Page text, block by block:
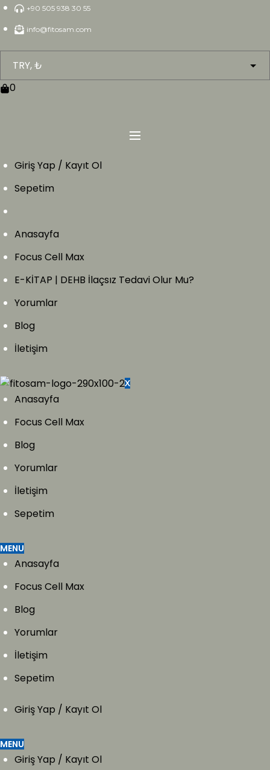
Skip
content
+90 505 938 30 55
info@fitosam.com
0
Giriş Yap / Kayıt Ol
Sepetim
Anasayfa
Focus Cell Max
E-KİTAP | DEHB İlaçsız Tedavi Olur Mu?
Yorumlar
Blog
İletişim
X
Anasayfa
Focus Cell Max
Blog
Yorumlar
İletişim
Sepetim
MENU
Anasayfa
Focus Cell Max
Blog
Yorumlar
İletişim
Sepetim
Giriş Yap / Kayıt Ol
MENU
Giriş Yap / Kayıt Ol